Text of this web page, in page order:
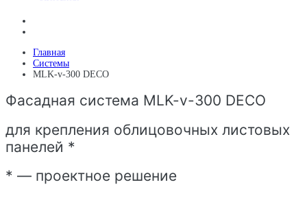
Главная
Системы
MLK-v-300 DECO
Фасадная система MLK-v-300 DECO
для крепления облицовочных листовых
панелей *
* — проектное решение